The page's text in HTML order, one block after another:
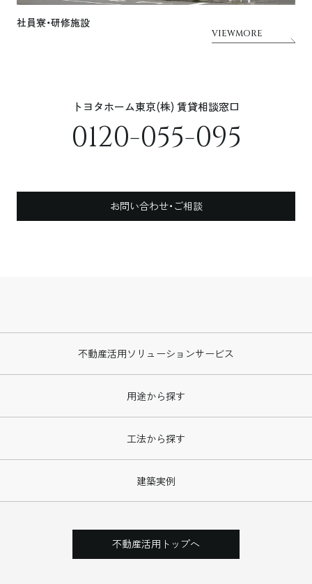
社員寮・研修施設
VIEWMORE
トヨタホーム東京(株) 賃貸相談窓口
0120-055-095
お問い合わせ・ご相談
不動産活用ソリューションサービス
用途から探す
工法から探す
建築実例
不動産活用トップへ